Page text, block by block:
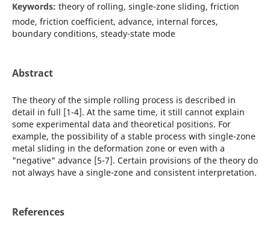
Keywords: theory of rolling, single-zone sliding, friction
mode, friction coefficient, advance, internal forces,
boundary conditions, steady-state mode
Abstract
The theory of the simple rolling process is described in
detail in full [1-4]. At the same time, it still cannot explain
some experimental data and theoretical positions. For
example, the possibility of a stable process with single-zone
metal sliding in the deformation zone or even with a
"negative" advance [5-7]. Certain provisions of the theory do
not always have a single-zone and consistent interpretation.
References